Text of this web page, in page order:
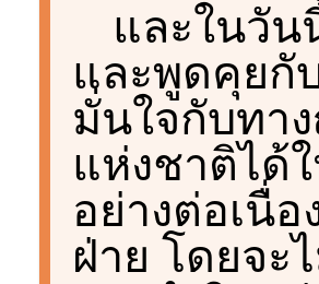
และในวัน
และพูดคุยกั
มั่นใจกับทา
แห่งชาติได้
อย่างต่อเนื่
ฝ่าย โดยจะ